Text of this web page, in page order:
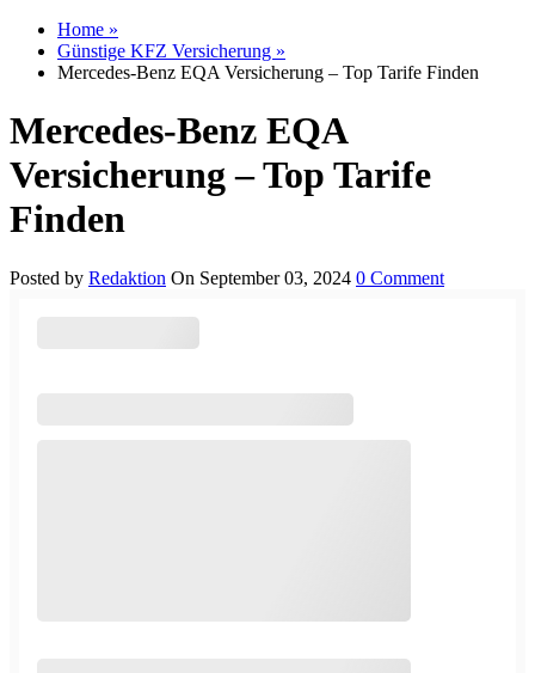
Home »
Günstige KFZ Versicherung »
Mercedes-Benz EQA Versicherung – Top Tarife Finden
Mercedes-Benz EQA
Versicherung – Top Tarife
Finden
Posted by Redaktion On September 03, 2024 0 Comment